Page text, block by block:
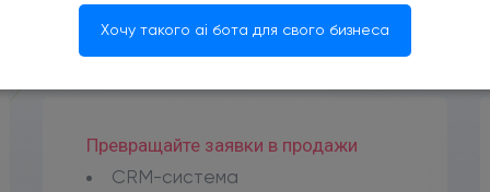
Превращайте заявки в продажи
CRM-система
Хочу такого ai бота для свого бизнеса